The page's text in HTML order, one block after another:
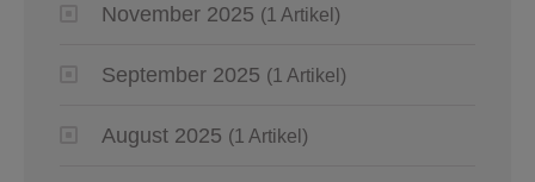
November 2025 (1 Artikel)
September 2025 (1 Artikel)
August 2025 (1 Artikel)